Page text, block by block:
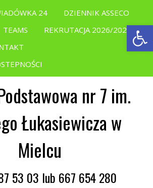
24
DZIENNIK ASSECO
TEAMS
REKRUTACJA 2026/2027
nr 7 im.
Łukasiewicza w
Mielcu
53 03 lub 667 654 280